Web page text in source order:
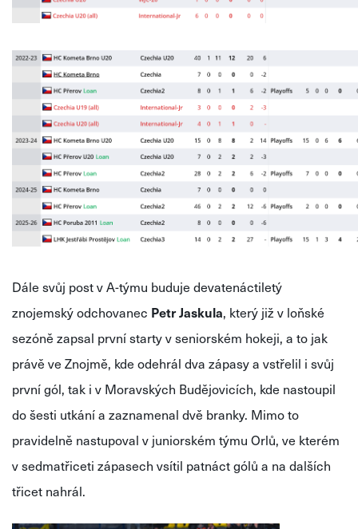
Dále svůj post v A-týmu buduje devatenáctiletý
znojemský odchovanec Petr Jaskula, který již v loňské
sezóně zapsal první starty v seniorském hokeji, a to jak
právě ve Znojmě, kde odehrál dva zápasy a vstřelil i svůj
první gól, tak i v Moravských Budějovicích, kde nastoupil
do šesti utkání a zaznamenal dvě branky. Mimo to
pravidelně nastupoval v juniorském týmu Orlů, ve kterém
v sedmatřiceti zápasech vsítil patnáct gólů a na dalších
třicet nahrál.